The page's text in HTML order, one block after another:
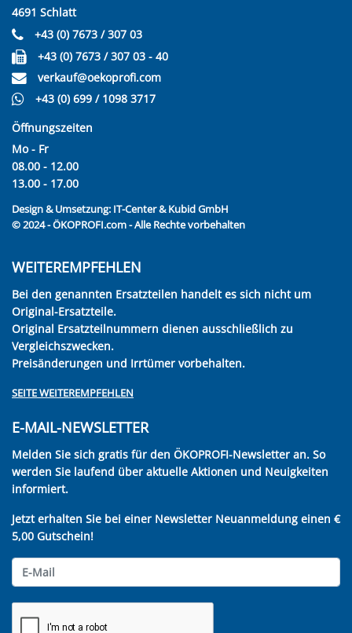
4691 Schlatt
+43 (0) 7673 / 307 03
+43 (0) 7673 / 307 03 - 40
verkauf@oekoprofi.com
+43 (0) 699 / 1098 3717
Öffnungszeiten
Mo - Fr
08.00 - 12.00
13.00 - 17.00
Design & Umsetzung: IT-Center & Kubid GmbH
© 2024 - ÖKOPROFI.com - Alle Rechte vorbehalten
WEITEREMPFEHLEN
Bei den genannten Ersatzteilen handelt es sich nicht um
Original-Ersatzteile.
Original Ersatzteilnummern dienen ausschließlich zu
Vergleichszwecken.
Preisänderungen und Irrtümer vorbehalten.
SEITE WEITEREMPFEHLEN
E-MAIL-NEWSLETTER
Melden Sie sich gratis für den ÖKOPROFI-Newsletter an. So
werden Sie laufend über aktuelle Aktionen und Neuigkeiten
informiert.
Jetzt erhalten Sie bei einer Newsletter Neuanmeldung einen €
5,00 Gutschein!